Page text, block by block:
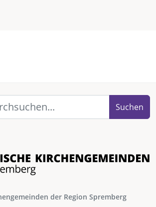
Suchen
der Region Spremberg